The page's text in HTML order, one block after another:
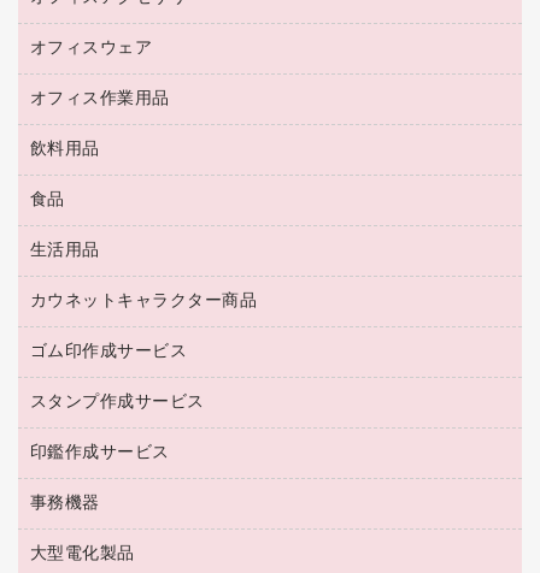
ＵＳＢハブ／ＵＳＢアクセサリー
ＯＡフィルター
ＯＡクリーナー／エアダスター
ＨＤＤ／ＳＳＤ
ディスプレイモニター
インクジェットプリンタ／複合機
ロッカー・下駄箱
その他収納
オフィスアクセサリー
オフィスウェア
医療・介護・ワーキングウェア
ブラウス・シャツ
アウター
オフィス作業用品
養生用品
防災用備蓄食品・飲料
台車・脚立
倉庫収納用品
作業用雑貨
梱包用品
梱包用テープ
工場用品
園芸用品
飲料用品
緑茶飲料
茶葉・インスタント
紅茶・バラエティ飲料
レギュラーコーヒー
ミルク・シュガー
ソフトドリンク
コーヒーメーカー・備品
インスタントコーヒー
お茶備品
食品
食品
生活用品
浴室用品
台所用洗剤
掃除用品
掃除用洗剤
洗濯用品
消臭・芳香剤
殺虫剤
カウネットキャラクター商品
カウネットキャラクター商品
ゴム印作成サービス
ゴム印作成サービス
ゴム印（一行印）作成サービス
ゴム印（フリーサイズ印）作成サービス
スタンプ作成サービス
シヤチハタスタンプ作成サービス
カウネットスタンプ作成サービス
印鑑作成サービス
印鑑作成サービス
事務機器
大型シュレッダー（共配）
大型電化製品